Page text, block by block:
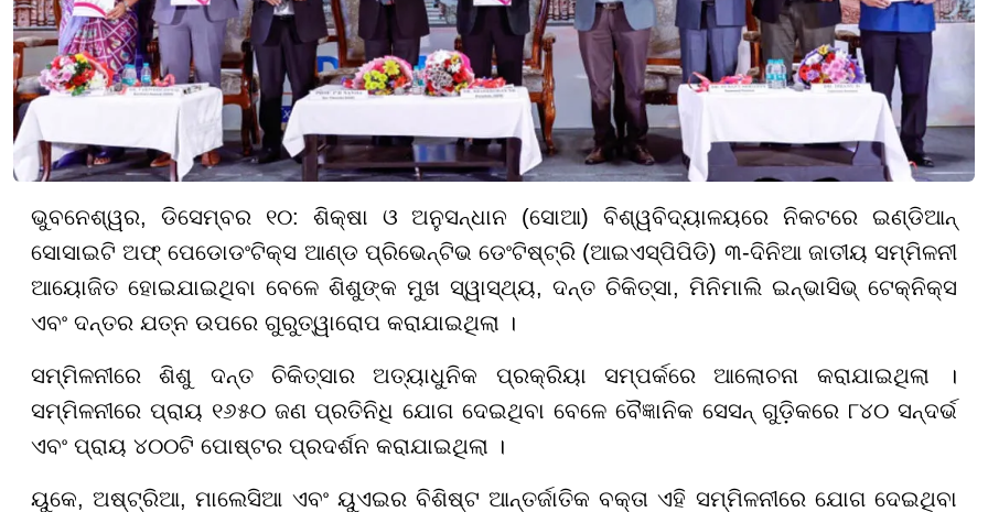
ଭୁବନେଶ୍ୱର, ଡିସେମ୍ବର ୧୦: ଶିକ୍ଷା ଓ ଅନୁସନ୍ଧାନ (ସୋଆ) ବିଶ୍ୱବିଦ୍ୟାଳୟରେ ନିକଟରେ ଇଣ୍ଡିଆନ୍
ସୋସାଇଟି ଅଫ୍ ପେଡୋଡଂଟିକ୍ସ ଆଣ୍ଡ ପ୍ରିଭେନ୍ଟିଭ ଡେଂଟିଷ୍ଟ୍ରି (ଆଇଏସ୍ପିପିଡି) ୩-ଦିନିଆ ଜାତୀୟ ସମ୍ମିଳନୀ
ଆୟୋଜିତ ହୋଇଯାଇଥିବା ବେଳେ ଶିଶୁଙ୍କ ମୁଖ ସ୍ୱାସ୍ଥ୍ୟ, ଦନ୍ତ ଚିକିତ୍ସା, ମିନିମାଲି ଇନ୍ଭାସିଭ୍ ଟେକ୍ନିକ୍ସ
ଏବଂ ଦନ୍ତର ଯତ୍ନ ଉପରେ ଗୁରୁତ୍ୱାରୋପ କରାଯାଇଥିଲା ।
ସମ୍ମିଳନୀରେ ଶିଶୁ ଦନ୍ତ ଚିକିତ୍ସାର ଅତ୍ୟାଧୁନିକ ପ୍ରକ୍ରିୟା ସମ୍ପର୍କରେ ଆଲୋଚନା କରାଯାଇଥିଲା ।
ସମ୍ମିଳନୀରେ ପ୍ରାୟ ୧୬୫୦ ଜଣ ପ୍ରତିନିଧି ଯୋଗ ଦେଇଥିବା ବେଳେ ବୈଜ୍ଞାନିକ ସେସନ୍ ଗୁଡ଼ିକରେ ୮୪୦ ସନ୍ଦର୍ଭ
ଏବଂ ପ୍ରାୟ ୪୦୦ଟି ପୋଷ୍ଟର ପ୍ରଦର୍ଶନ କରାଯାଇଥିଲା ।
ୟୁକେ, ଅଷ୍ଟ୍ରିଆ, ମାଲେସିଆ ଏବଂ ୟୁଏଇର ବିଶିଷ୍ଟ ଆନ୍ତର୍ଜାତିକ ବକ୍ତା ଏହି ସମ୍ମିଳନୀରେ ଯୋଗ ଦେଇଥିବା